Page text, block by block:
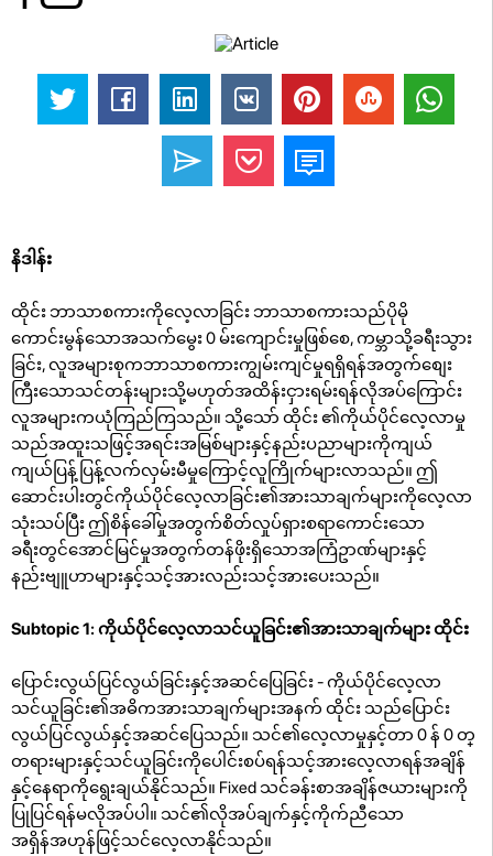
နိဒါန်း
ထိုင်း ဘာသာစကားကိုလေ့လာခြင်း ဘာသာစကားသည်ပိုမို
ကောင်းမွန်သောအသက်မွေး 0 မ်းကျောင်းမှုဖြစ်စေ, ကမ္ဘာသို့ခရီးသွား
ခြင်း, လူအများစုကဘာသာစကားကျွမ်းကျင်မှုရရှိရန်အတွက်စျေး
ကြီးသောသင်တန်းများသို့မဟုတ်အထိန်းငှားရမ်းရန်လိုအပ်ကြောင်း
လူအများကယုံကြည်ကြသည်။ သို့သော် ထိုင်း ၏ကိုယ်ပိုင်လေ့လာမှု
သည်အထူးသဖြင့်အရင်းအမြစ်များနှင့်နည်းပညာများကိုကျယ်
ကျယ်ပြန့်ပြန့်လက်လှမ်းမီမှုကြောင့်လူကြိုက်များလာသည်။ ဤ
ဆောင်းပါးတွင်ကိုယ်ပိုင်လေ့လာခြင်း၏အားသာချက်များကိုလေ့လာ
သုံးသပ်ပြီး ဤစိန်ခေါ်မှုအတွက်စိတ်လှုပ်ရှားစရာကောင်းသော
ခရီးတွင်အောင်မြင်မှုအတွက်တန်ဖိုးရှိသောအကြံဥာဏ်များနှင့်
နည်းဗျူဟာများနှင့်သင့်အားလည်းသင့်အားပေးသည်။
Subtopic 1: ကိုယ်ပိုင်လေ့လာသင်ယူခြင်း၏အားသာချက်များ ထိုင်း
ပြောင်းလွယ်ပြင်လွယ်ခြင်းနှင့်အဆင်ပြေခြင်း - ကိုယ်ပိုင်လေ့လာ
သင်ယူခြင်း၏အဓိကအားသာချက်များအနက် ထိုင်း သည်ပြောင်း
လွယ်ပြင်လွယ်နှင့်အဆင်ပြေသည်။ သင်၏လေ့လာမှုနှင့်တာ 0 န် 0 တ္
တရားများနှင့်သင်ယူခြင်းကိုပေါင်းစပ်ရန်သင့်အားလေ့လာရန်အချိန်
နှင့်နေရာကိုရွေးချယ်နိုင်သည်။ Fixed သင်ခန်းစာအချိန်ဇယားများကို
ပြုပြင်ရန်မလိုအပ်ပါ။ သင်၏လိုအပ်ချက်နှင့်ကိုက်ညီသော
အရှိန်အဟုန်ဖြင့်သင်လေ့လာနိုင်သည်။